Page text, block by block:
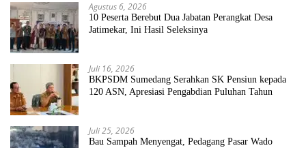
Agustus 6, 2026
10 Peserta Berebut Dua Jabatan Perangkat Desa
Jatimekar, Ini Hasil Seleksinya
Juli 16, 2026
BKPSDM Sumedang Serahkan SK Pensiun kepada
120 ASN, Apresiasi Pengabdian Puluhan Tahun
Juli 25, 2026
Bau Sampah Menyengat, Pedagang Pasar Wado